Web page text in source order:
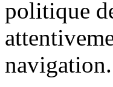
politique
navigation.